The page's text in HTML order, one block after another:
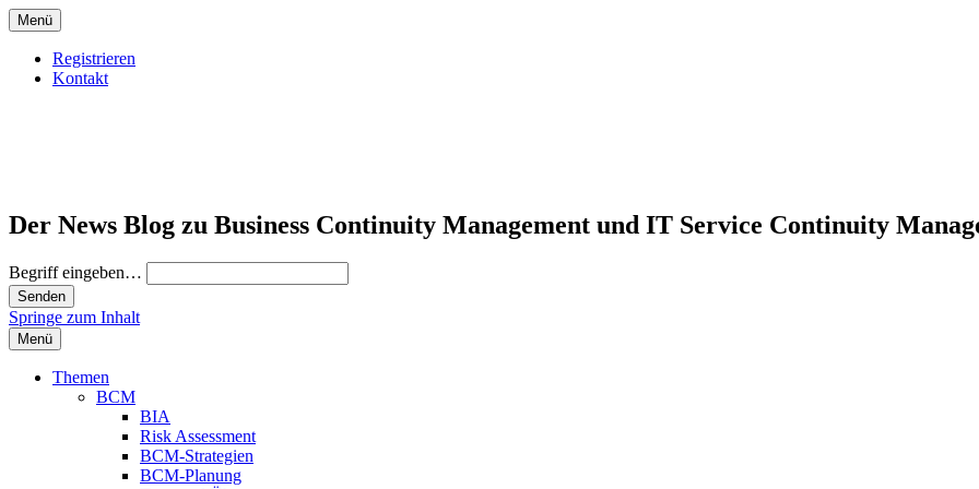
Menü
Registrieren
Kontakt
Der News Blog zu Business Continuity Management und IT Service Continuity
Begriff eingeben…
Springe zum Inhalt
Menü
Themen
BCM
BIA
Risk Assessment
BCM-Strategien
BCM-Planung